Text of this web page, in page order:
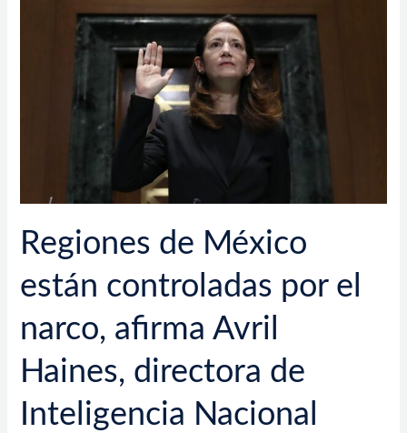
Regiones de México
están controladas por el
narco, afirma Avril
Haines, directora de
Inteligencia Nacional
controladas
Avril
directora
Inteligencia